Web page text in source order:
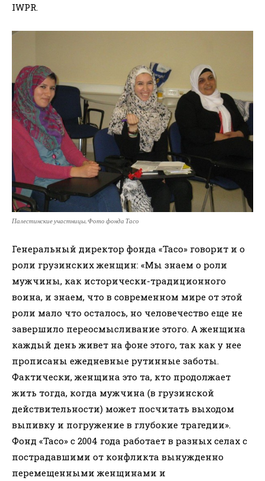
IWPR.
Палестинские участницы. Фото фонда Тасо
Генеральный директор фонда «Тасо» говорит и о
роли грузинских женщин: «Мы знаем о роли
мужчины, как исторически-традиционного
воина, и знаем, что в современном мире от этой
роли мало что осталось, но человечество еще не
завершило переосмысливание этого. А женщина
каждый день живет на фоне этого, так как у нее
прописаны ежедневные рутинные заботы.
Фактически, женщина это та, кто продолжает
жить тогда, когда мужчина (в грузинской
действительности) может посчитать выходом
выпивку и погружение в глубокие трагедии».
Фонд «Тасо» с 2004 года работает в разных селах с
пострадавшими от конфликта вынужденно
перемещенными женщинами и